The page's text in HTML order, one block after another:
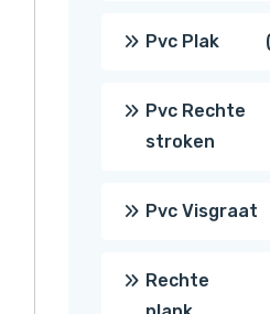
Pvc Plak
Pvc Rechte
stroken
Pvc Visgraat
Rechte